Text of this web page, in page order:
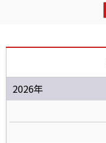
2026年